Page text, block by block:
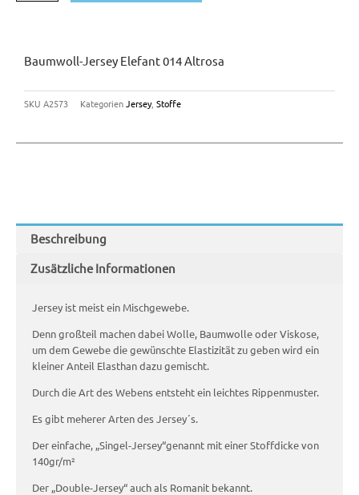
Baumwoll-Jersey Elefant 014 Altrosa
SKU A2573 KategorienJersey, Stoffe
Beschreibung
Zusätzliche Informationen
Jersey ist meist ein Mischgewebe.
Denn großteil machen dabei Wolle, Baumwolle oder Viskose,
um dem Gewebe die gewünschte Elastizität zu geben wird ein
kleiner Anteil Elasthan dazu gemischt.
Durch die Art des Webens entsteht ein leichtes Rippenmuster.
Es gibt meherer Arten des Jersey´s.
Der einfache, „Singel-Jersey“genannt mit einer Stoffdicke von
140gr/m²
Der „Double-Jersey“ auch als Romanit bekannt.